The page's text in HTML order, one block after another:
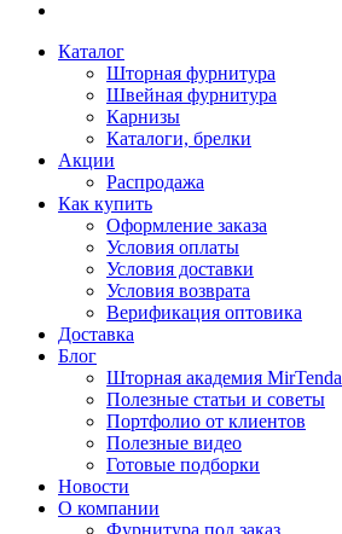
Каталог
Шторная фурнитура
Швейная фурнитура
Карнизы
Каталоги, брелки
Акции
Распродажа
Как купить
Оформление заказа
Условия оплаты
Условия доставки
Условия возврата
Верификация оптовика
Доставка
Блог
Шторная академия MirTenda
Полезные статьи и советы
Портфолио от клиентов
Полезные видео
Готовые подборки
Новости
О компании
Фурнитура под заказ